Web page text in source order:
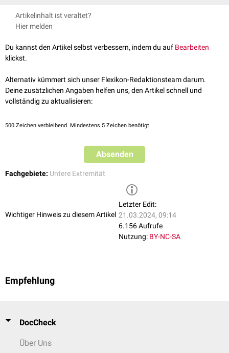
Die Arteriae metatarseae plantares laufen zwischen den
metatarsalianach
digitales plantares propriae
hervor, welche die medial und laterale
der Zehen
entsprechendenArteria metatarsea dorsalisanastomosiert.
Die erste Arteria metatarsea plantaris entspringt an der
Vereinigungsstelle derArteria plantaris lateralis
Großzeheversorgt.
Artikelinhalt ist veraltet?
Hier melden
Du kannst den Artikel selbst verbessern, indem du auf Bearbeiten
klickst.
Alternativ kümmert sich unser Flexikon-Redaktionsteam darum.
Deine zusätzlichen Angaben helfen uns, den Artikel schnell und
vollständig zu aktualisieren:
500 Zeichen verbleibend. Mindestens 5 Zeichen benötigt.
Absenden
Fachgebiete: Untere Extremität
Wichtiger Hinweis zu diesem Artikel
Letzter Edit:
21.03.2024, 09:14
6.156 Aufrufe
Nutzung: BY-NC-SA
Empfehlung
DocCheck
Über Uns